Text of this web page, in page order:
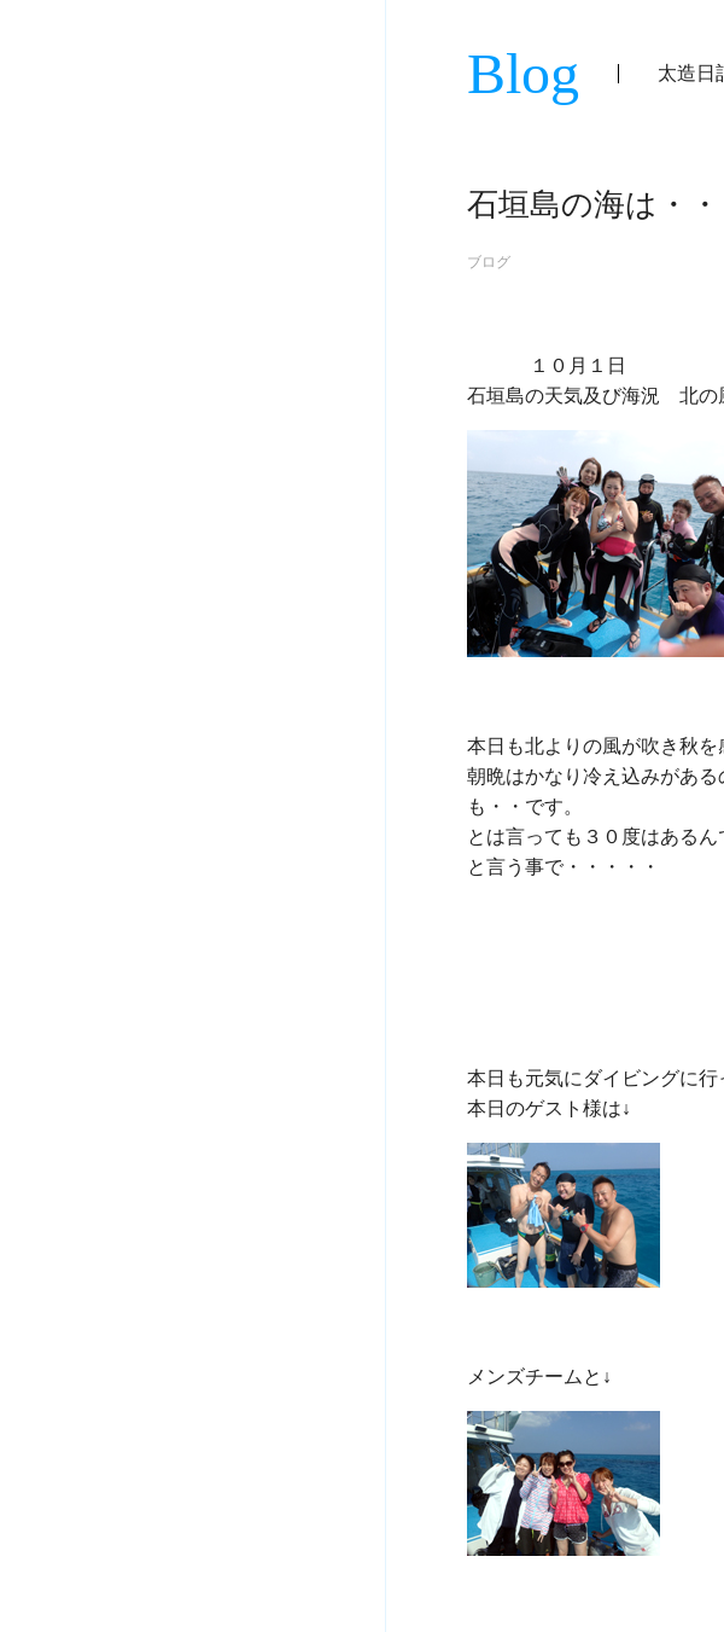
Blog 太造日
石垣島の海は・・
ブログ
本日も北よりの風が吹き秋を
朝晩はかなり冷え込みがあ
も・・です。
とは言っても３０度はあるん
と言う事で・・・・・
本日も元気にダイビングに行